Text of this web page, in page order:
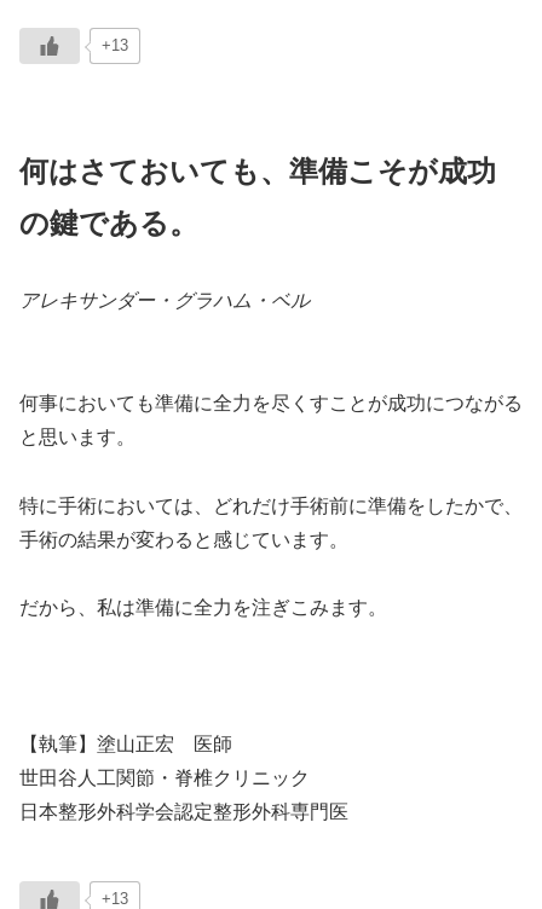
+13
何はさておいても、準備こそが成功
の鍵である。
アレキサンダー・グラハム・ベル
何事においても準備に全力を尽くすことが成功につながる
と思います。
特に手術においては、どれだけ手術前に準備をしたかで、
手術の結果が変わると感じています。
だから、私は準備に全力を注ぎこみます。
【執筆】塗山正宏 医師
世田谷人工関節・脊椎クリニック
日本整形外科学会認定整形外科専門医
+13